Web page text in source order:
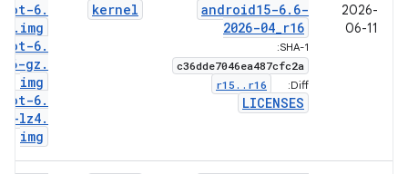
2026-
06-11
android15-6. 6-
2026-04_r16
SHA-1:
c36dde7046ea487cfc2a
Diff:
r15 . . r16
LICENSES
kernel
6.
. img
6.
6-gz .
img
6.
6-lz4.
img